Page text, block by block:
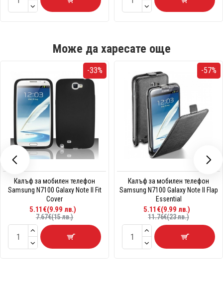
Може да харесате още
-33%
Калъф за мобилен телефон
Samsung N7100 Galaxy Note II Fit
Cover
5.11€(9.99 лв.)
7.67€(15 лв.)
-57%
Калъф за мобилен телефон
Samsung N7100 Galaxy Note II Flap
Essential
5.11€(9.99 лв.)
11.76€(23 лв.)